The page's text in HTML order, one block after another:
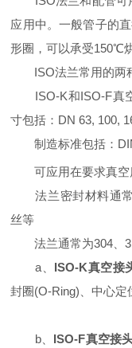
应用中。一般管子的
形圈，可以承受150℃
ISO法兰常用的两
ISO-K和ISO-F真空
寸包括：DN 63, 100,
制造标准包括：
可应用在要求真空
法兰密封材料通常
丝等
法兰通常为304、
a、 ISO-K真空接
封圈(O-Ring)、中心定
b、 ISO-F真空接